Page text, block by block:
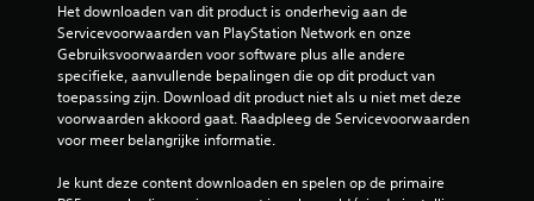
o
r
d
Het downloaden van dit product is onderhevig aan de
Servicevoorwaarden van PlayStation Network en onze
Gebruiksvoorwaarden voor software plus alle andere
specifieke, aanvullende bepalingen die op dit product van
toepassing zijn. Download dit product niet als u niet met deze
voorwaarden akkoord gaat. Raadpleeg de Servicevoorwaarden
voor meer belangrijke informatie.
Je kunt deze content downloaden en spelen op de primaire